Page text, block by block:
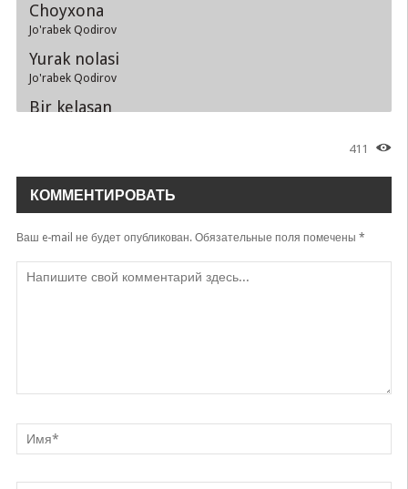
Choyxona
Jo'rabek Qodirov
Yurak nolasi
Jo'rabek Qodirov
Bir kelasan
Jo'rabek Qodirov
Fanatlarim zolotoy
411
КОММЕНТИРОВАТЬ
Ваш e-mail не будет опубликован.Обязательные поля помечены *